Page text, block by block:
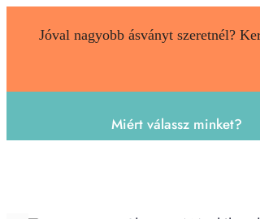
Jóval nagyobb ásványt szeretnél?
Miért válassz minket?